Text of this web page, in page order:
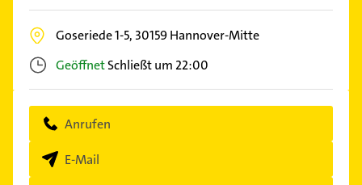
Goseriede 1-5, 30159Hannover-Mitte
GeöffnetSchließt um 22:00
Anrufen
E-Mail